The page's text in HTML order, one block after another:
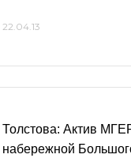
22.04.13
Толстова: Актив
набережной